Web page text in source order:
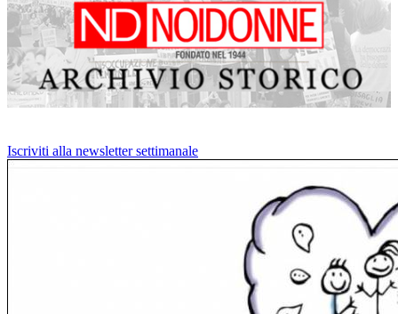
Iscriviti alla newsletter settimanale